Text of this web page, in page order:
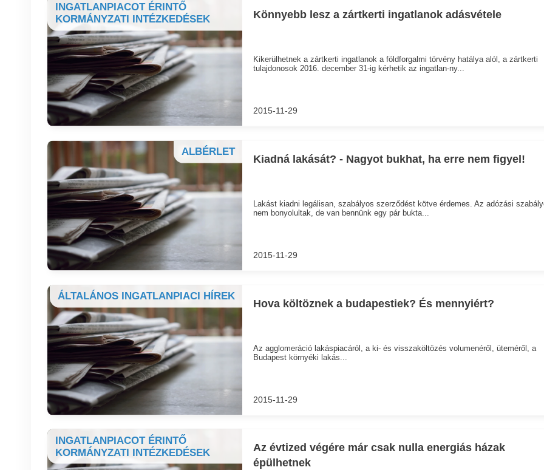
INGATLANPIACOT ÉRINTŐ
KORMÁNYZATI INTÉZKEDÉSEK
Könnyebb lesz a zártkerti ingatlanok adásvétele
Kikerülhetnek a zártkerti ingatlanok a földforgalmi törvény hatálya alól, a zártkerti
tulajdonosok 2016. december 31-ig kérhetik az ingatlan-ny...
2015-11-29
ALBÉRLET
Kiadná lakását? - Nagyot bukhat, ha erre nem figyel!
Lakást kiadni legálisan, szabályos szerződést kötve érdemes. Az adózási
nem bonyolultak, de van bennünk egy pár bukta...
2015-11-29
ÁLTALÁNOS INGATLANPIACI HÍREK
Hova költöznek a budapestiek? És mennyiért?
Az agglomeráció lakáspiacáról, a ki- és visszaköltözés volumenéről, üteméről, a
Budapest környéki lakás...
2015-11-29
INGATLANPIACOT ÉRINTŐ
KORMÁNYZATI INTÉZKEDÉSEK
Az évtized végére már csak nulla energiás házak
épülhetnek